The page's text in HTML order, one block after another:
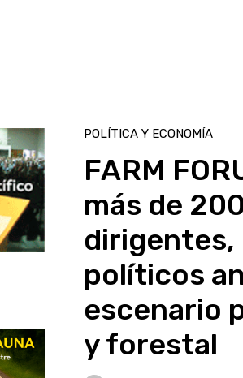
POLÍTICA Y ECONOMÍA
FARM
más de
políticos
escenario
y forestal